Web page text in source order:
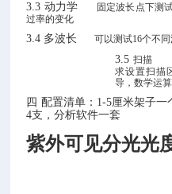
3.3 动力学
固定波长点下测
过率的变化
3.4 多波长 可以测试16个不
3.5 扫描
求设置扫描
导，数学运
四 配置清单： 1-5厘米架子一
4支，分析软件一套
紫外可见分光光